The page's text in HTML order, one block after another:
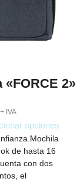
«FORCE 2»
+ IVA
opciones
de hasta 16
con dos
el